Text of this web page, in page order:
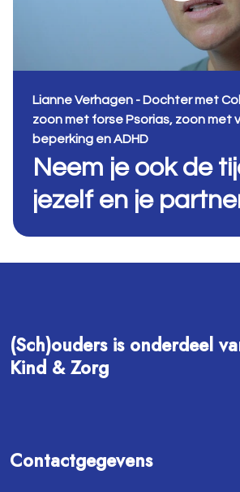
Lianne Verhagen - Dochter met
zoon met forse Psorias, zoon met
beperking en ADHD
Neem je ook de
jezelf en je
(Sch)ouders is onderdeel
Kind & Zorg
Contactgegevens